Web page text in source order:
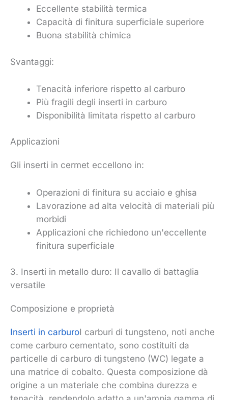
Eccellente stabilità termica
Capacità di finitura superficiale superiore
Buona stabilità chimica
Svantaggi:
Tenacità inferiore rispetto al carburo
Più fragili degli inserti in carburo
Disponibilità limitata rispetto al carburo
Applicazioni
Gli inserti in cermet eccellono in:
Operazioni di finitura su acciaio e ghisa
Lavorazione ad alta velocità di materiali più
morbidi
Applicazioni che richiedono un'eccellente
finitura superficiale
3. Inserti in metallo duro: Il cavallo di battaglia
versatile
Composizione e proprietà
Inserti in carburoI carburi di tungsteno, noti anche
come carburo cementato, sono costituiti da
particelle di carburo di tungsteno (WC) legate a
una matrice di cobalto. Questa composizione dà
origine a un materiale che combina durezza e